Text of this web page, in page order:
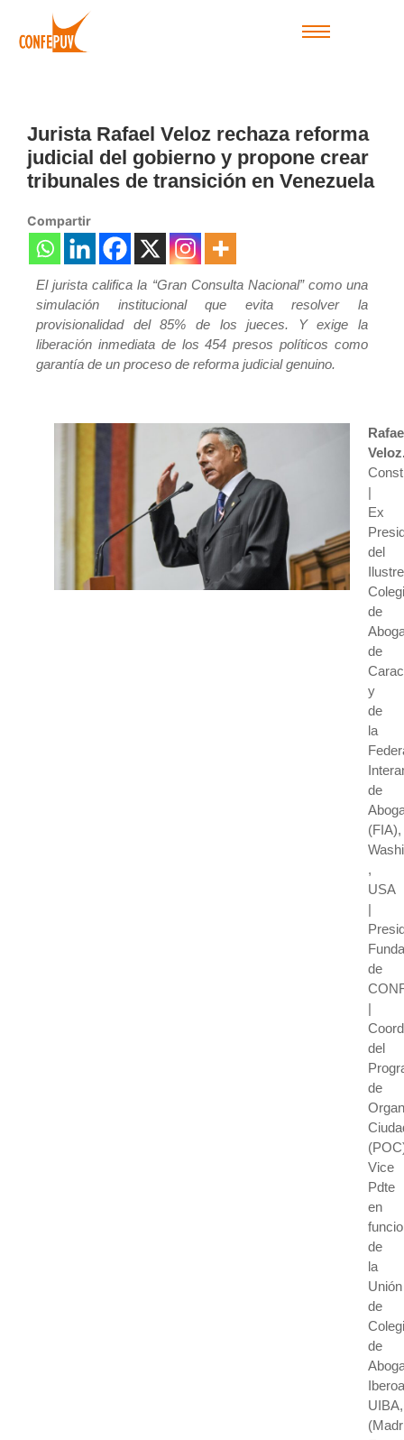
Jurista Rafael Veloz rechaza reforma
judicial del gobierno y propone crear
tribunales de transición en Venezuela
Compartir
El jurista califica la “Gran Consulta Nacional” como una
simulación institucional que evita resolver la
provisionalidad del 85% de los jueces. Y exige la
liberación inmediata de los 454 presos políticos como
garantía de un proceso de reforma judicial genuino.
|
Ex
del
Ilustre
de
de
y
de
la
de
(FIA),
,
USA
|
de
|
del
de
Vice
Pdte
en
de
la
Unión
de
de
UIBA,